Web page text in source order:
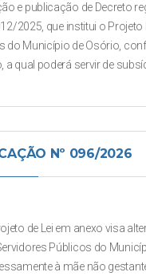
e publicação de Decreto
2025, que institui o
do Município de Osório,
a qual poderá servir de
Nº 096/2026
de Lei em anexo visa
Públicos do
à mãe não